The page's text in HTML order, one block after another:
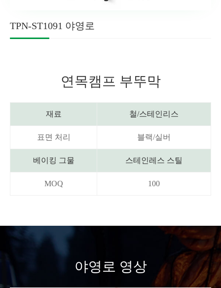
TPN-ST1091 야영로
연목캠프 부뚜막
재료 철/스테인리스
표면 처리 블랙/실버
베이킹 그물 스테인레스 스틸
MOQ 100
야영로 영상